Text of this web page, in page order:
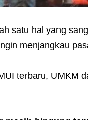
satu hal yang
menjangkau
terbaru, UMKM